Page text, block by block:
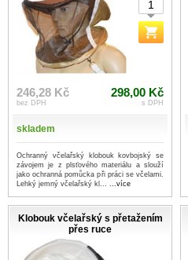
246,28 Kč
bez DPH
298,00 Kč
s DPH
skladem
Ochranný včelařský klobouk kovbojský se
závojem je z plsťového materiálu a slouží
jako ochranná pomůcka při práci se včelami.
Lehký jemný včelařský kl... ...více
Klobouk včelařský s přetažením
přes ruce